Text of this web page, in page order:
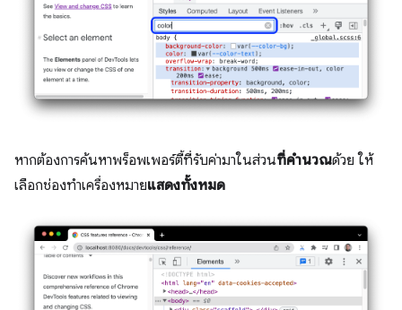
หากต้องการค้นหาพร็อพเพอร์ตี้ที่รับค่ามาในส่วนที่คำนวณด้วย ให้
เลือกช่องทำเครื่องหมายแสดงทั้งหมด